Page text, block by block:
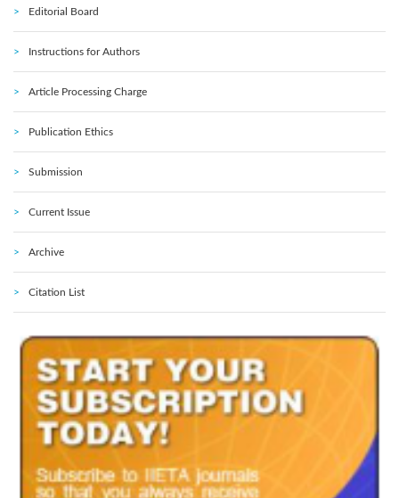
Editorial Board
Instructions for Authors
Article Processing Charge
Publication Ethics
Submission
Current Issue
Archive
Citation List